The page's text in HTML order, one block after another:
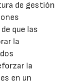
de gestión
que las
la
la
en un